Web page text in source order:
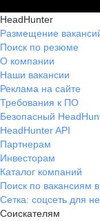
HeadHunter
Размещение
Поиск по резюме
О компании
Наши вакансии
Реклама на сайте
Требования к ПО
Безопасный
HeadHunter API
Партнерам
Инвесторам
Каталог компаний
Поиск по вакансиям
Сетка: соцсеть для
Соискателям